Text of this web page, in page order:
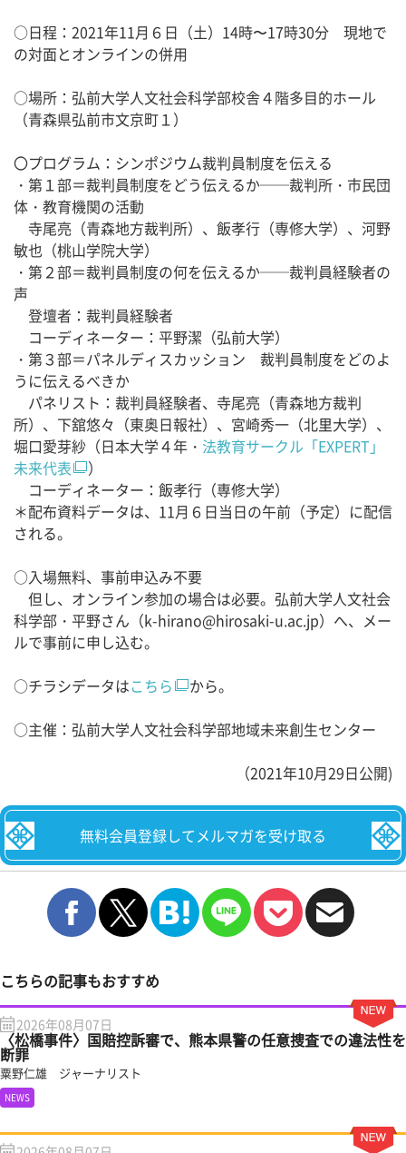
○日程：2021年11月６日（土）14時〜17時30分 現地で
の対面とオンラインの併用
○場所：弘前大学人文社会科学部校舎４階多目的ホール
（青森県弘前市文京町１）
〇プログラム：シンポジウム裁判員制度を伝える
・第１部＝裁判員制度をどう伝えるか──裁判所・市民団
体・教育機関の活動
寺尾亮（青森地方裁判所）、飯孝行（専修大学）、河野
敏也（桃山学院大学）
・第２部＝裁判員制度の何を伝えるか──裁判員経験者の
声
登壇者：裁判員経験者
コーディネーター：平野潔（弘前大学）
・第３部＝パネルディスカッション 裁判員制度をどのよ
うに伝えるべきか
パネリスト：裁判員経験者、寺尾亮（青森地方裁判
所）、下舘悠々（東奥日報社）、宮崎秀一（北里大学）、
堀口愛芽紗（日本大学４年・ 法教育サークル「EXPERT」
未来代表
）
コーディネーター：飯孝行（専修大学）
＊配布資料データは、11月６日当日の午前（予定）に配信
される。
○入場無料、事前申込み不要
但し、オンライン参加の場合は必要。弘前大学人文社会
科学部・平野さん（k-hirano@hirosaki-u.ac.jp）へ、メー
ルで事前に申し込む。
○チラシデータはこちら
から。
○主催：弘前大学人文社会科学部地域未来創生センター
（2021年10月29日公開)
無料会員登録してメルマガを受け取る
こちらの記事もおすすめ
2026年08月07日
〈松橋事件〉国賠控訴審で、熊本県警の任意捜査での違法性を
断罪
粟野仁雄 ジャーナリスト
NEWS